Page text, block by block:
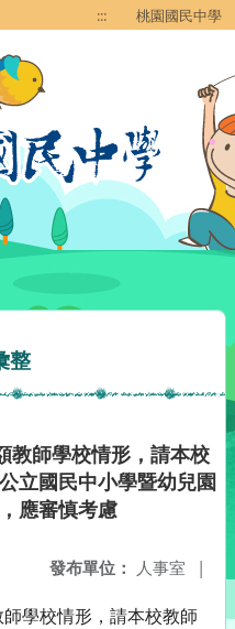
::: 桃園國民中學
整
教師學校情形，請本校
立國民中小學暨幼兒園
應審慎考慮
發布單位： 人事室 |
學校情形，請本校教師